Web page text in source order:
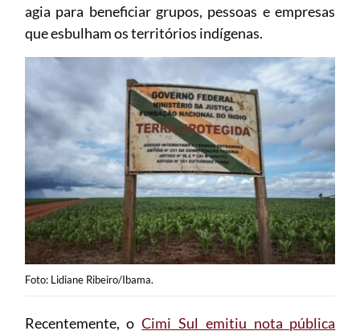
agia para beneficiar grupos, pessoas e empresas
que esbulham os territórios indígenas.
Foto: Lidiane Ribeiro/Ibama.
Recentemente, oCimi Sul emitiu nota pública